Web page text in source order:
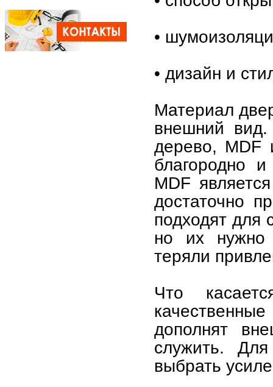
•
• дизайн и
Материал
внешний
дерево, MDF
благородно
MDF
достаточно
подходят для
но их нужно
теряли
Что
дополнят
служить.
выбрать